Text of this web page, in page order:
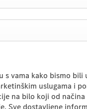
vama kako bismo bili
uslugama i
na bilo koji od
Sve dostavljene